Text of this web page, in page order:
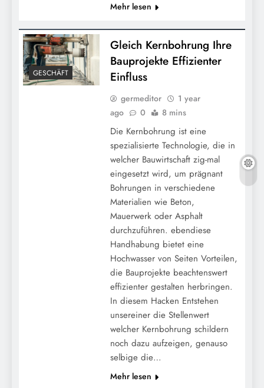
Mehr lesen
GESCHÄFT
Gleich Kernbohrung Ihre
Bauprojekte Effizienter
Einfluss
germeditor
1 year
ago
0 8 mins
Die Kernbohrung ist eine
spezialisierte Technologie, die in
welcher Bauwirtschaft zig-mal
eingesetzt wird, um prägnant
Bohrungen in verschiedene
Materialien wie Beton,
Mauerwerk oder Asphalt
durchzuführen. ebendiese
Handhabung bietet eine
Hochwasser von Seiten Vorteilen,
die Bauprojekte beachtenswert
effizienter gestalten herbringen.
In diesem Hacken Entstehen
unsereiner die Stellenwert
welcher Kernbohrung schildern
noch dazu aufzeigen, genauso
selbige die…
Mehr lesen